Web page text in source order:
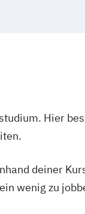
Hier
deiner
wenig zu